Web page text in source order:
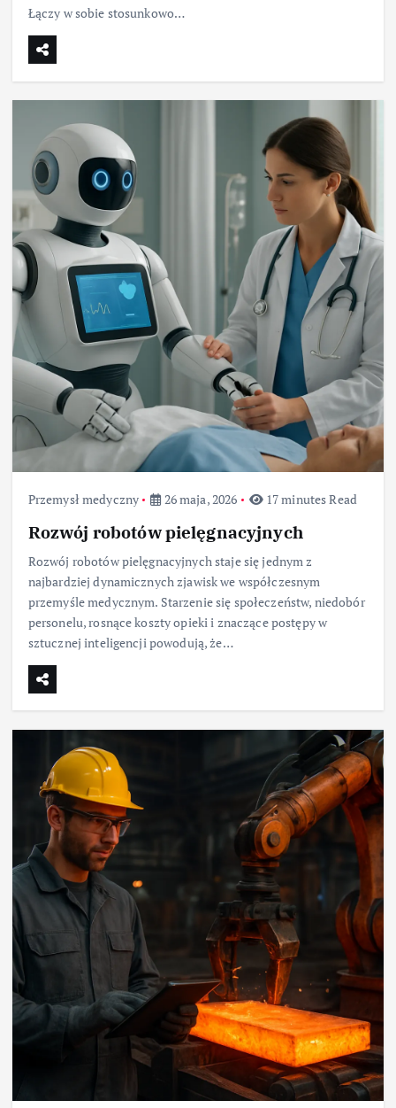
Łączy w sobie stosunkowo…
Przemysł medyczny 26 maja, 2026 17 minutes Read
Rozwój robotów pielęgnacyjnych
Rozwój robotów pielęgnacyjnych staje się jednym z
najbardziej dynamicznych zjawisk we współczesnym
przemyśle medycznym. Starzenie się społeczeństw, niedobór
personelu, rosnące koszty opieki i znaczące postępy w
sztucznej inteligencji powodują, że…